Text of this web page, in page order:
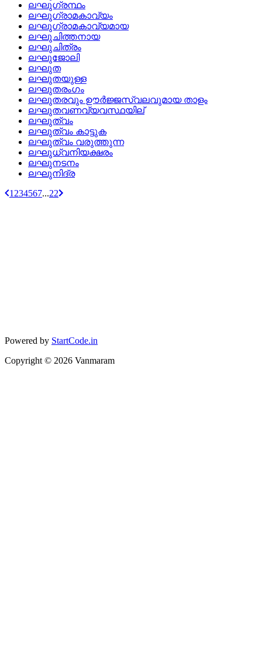
ലഘുഗ്രന്ഥം
ലഘുഗ്രാമകാവ്യം
ലഘുഗ്രാമകാവ്യമായ
ലഘുചിത്തനായ
ലഘുചിത്രം
ലഘുജോലി
ലഘുത
ലഘുതയുള്ള
ലഘുതരംഗം
ലഘുതരവും ഊര്‍ജ്ജസ്വലവുമായ താളം
ലഘുതവണവ്യവസ്ഥയില്
ലഘുത്വം
ലഘുത്വം കാട്ടുക
ലഘുത്വം വരുത്തുന്ന
ലഘുധ്വനിയക്ഷരം
ലഘുനടനം
ലഘുനിദ്ര
1 234567...22
Powered by StartCode.in
Copyright © 2026 Vanmaram